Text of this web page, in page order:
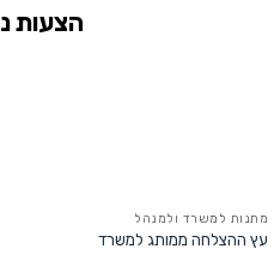
מתנות למשרד ולמנהל
עץ ההצלחה ממותג למשרד